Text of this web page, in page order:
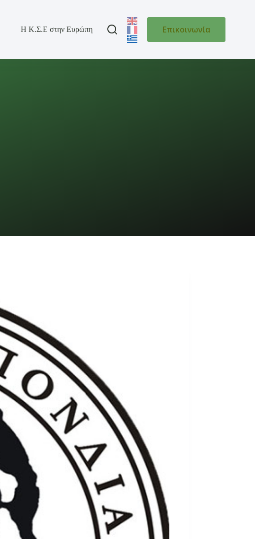
Η Κ.Σ.Ε στην Ευρώπη Επικοινωνία